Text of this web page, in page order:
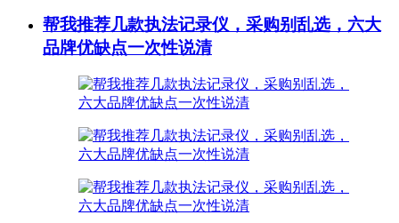
帮我推荐几款执法记录仪，采购别乱选，六大
品牌优缺点一次性说清